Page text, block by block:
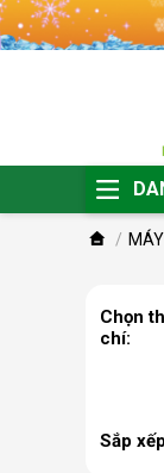
Chọn
chí:
Sắp